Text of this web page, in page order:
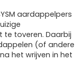
aardappelpers
toveren. Daarbij
(of andere
het wrijven in het